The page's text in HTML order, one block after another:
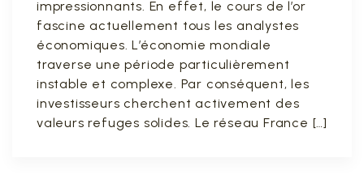
impressionnants. En effet, le cours de l’or
fascine actuellement tous les analystes
économiques. L’économie mondiale
traverse une période particulièrement
instable et complexe. Par conséquent, les
investisseurs cherchent activement des
valeurs refuges solides. Le réseau France […]